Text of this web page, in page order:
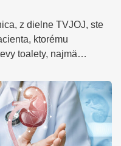
z dielne TVJOJ, ste
ktorému
toalety, najmä…